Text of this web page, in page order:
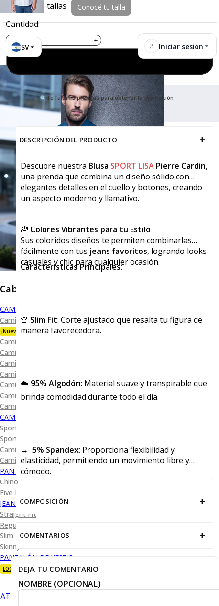
SV Iniciar sesión
Caballero
CAMISAS
Camisa Premium Bambú
¡Nueva Colección!
Camisa Blanca
Camisa Performance
Camisa Piqué
Camisa Oxford
Camisa Lisa y Textura
Camisa Diseño
Camisa Cuadro y Raya
CAMISA SPORT
Sport Lisas
Sport Diseño
Camiseta Lisa
Camiseta Diseño
PANTALÓN CASUAL
Chino
Five Pocket
JEANS
Straight Fit
Regular Fit
Slim Fit
Skinny Fit
PANTALÓN DE VESTIR
LOOKS
ATRÁS
Guía de tallas
Conocé tu talla
Cantidad:
Agregar al carrito
Te faltan 3 prendas para obtener la promoción
DESCRIPCIÓN DEL PRODUCTO +
Descubre nuestra Blusa SPORT LISA Pierre Cardin,
una prenda que combina un diseño sólido con
elegantes detalles en el cuello y botones, creando
un aspecto moderno y llamativo.
🌈 Colores Vibrantes para tu Estilo
Sus coloridos diseños te permiten combinarlas
fácilmente con tus jeans favoritos, logrando looks
casuales y chic para cualquier ocasión.
Características Principales:
👚 Slim Fit: Corte ajustado que resalta tu figura de
manera favorecedora.
☁️ 95% Algodón: Material suave y transpirable que
brinda comodidad durante todo el día.
↔️ 5% Spandex: Proporciona flexibilidad y
elasticidad, permitiendo un movimiento libre y
cómodo.
COMPOSICIÓN +
COMENTARIOS +
DEJA TU COMENTARIO
NOMBRE (OPCIONAL)